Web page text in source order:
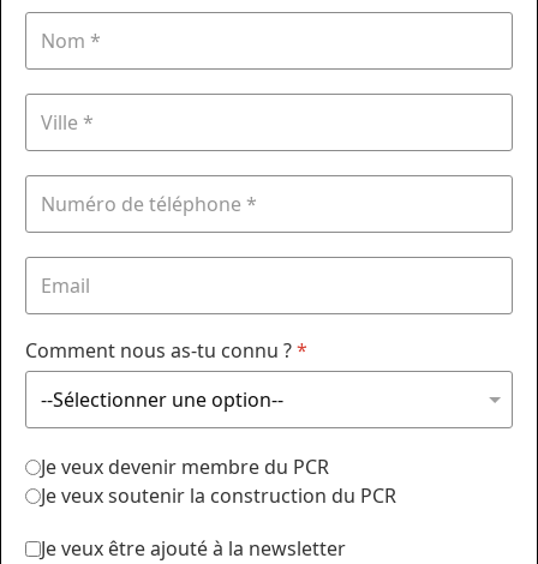
Comment nous as-tu connu ?*
Je veux devenir membre du PCR
Je veux soutenir la construction du PCR
Je veux être ajouté à la newsletter